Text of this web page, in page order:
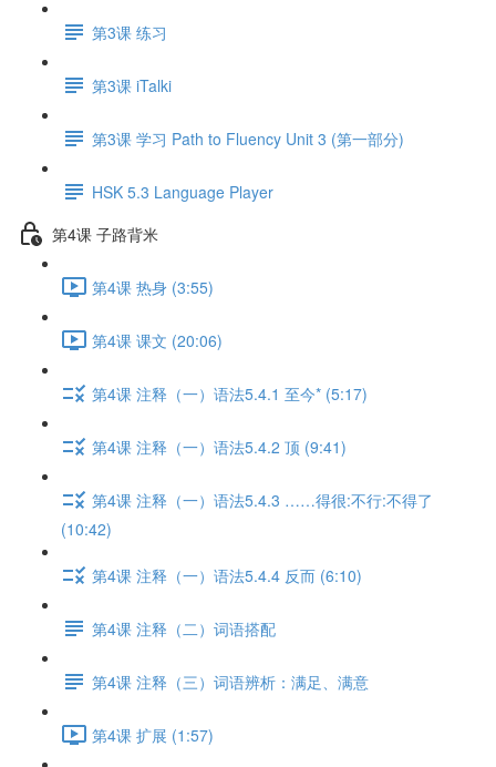
第3课 练习
第3课 iTalki
第3课 学习 Path to Fluency Unit 3 (第一部分)
HSK 5.3 Language Player
第4课 子路背米
第4课 热身 (3:55)
第4课 课文 (20:06)
第4课 注释（一）语法5.4.1 至今* (5:17)
第4课 注释（一）语法5.4.2 顶 (9:41)
第4课 注释（一）语法5.4.3 ……得很:不行:不得了
(10:42)
第4课 注释（一）语法5.4.4 反而 (6:10)
第4课 注释（二）词语搭配
第4课 注释（三）词语辨析：满足、满意
第4课 扩展 (1:57)